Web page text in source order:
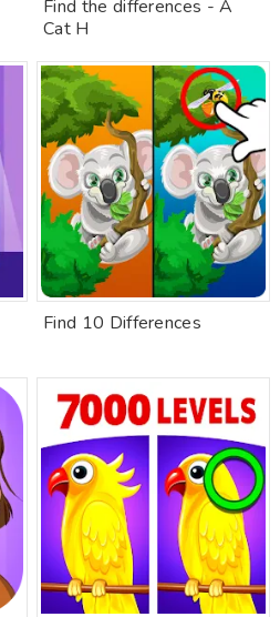
Find the differences - A
Cat H
Find 10 Differences